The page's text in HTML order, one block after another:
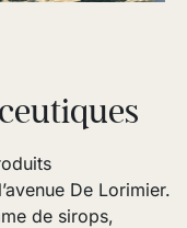
De Lorimier.
de sirops,